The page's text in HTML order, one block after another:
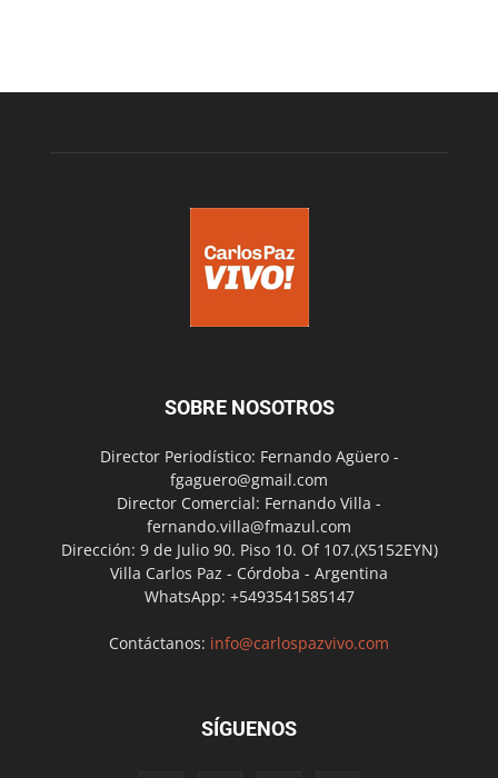
SOBRE NOSOTROS
Director Periodístico: Fernando Agüero -
fgaguero@gmail.com
Director Comercial: Fernando Villa -
fernando.villa@fmazul.com
Dirección: 9 de Julio 90. Piso 10. Of 107.(X5152EYN)
Villa Carlos Paz - Córdoba - Argentina
WhatsApp: +5493541585147
Contáctanos: info@carlospazvivo.com
SÍGUENOS